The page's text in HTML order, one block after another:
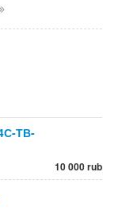
ТВ-
10 000 rub